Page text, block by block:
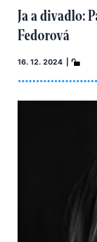
Ja a divadlo:
Fedorová
16. 12. 2024 |